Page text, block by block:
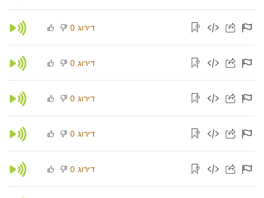
0 דירוג
0 דירוג
0 דירוג
0 דירוג
0 דירוג